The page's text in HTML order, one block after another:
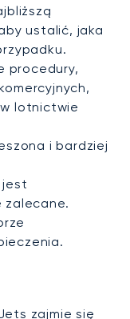
ustalić, jaka
procedury,
lotnictwie
i bardziej
jest
zalecane.
zajmie się